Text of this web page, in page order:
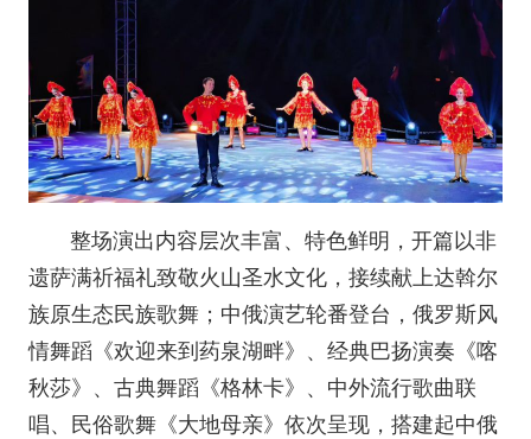
整场演出内容层次丰富、特色鲜明，开篇以非
遗萨满祈福礼致敬火山圣水文化，接续献上达斡尔
族原生态民族歌舞；中俄演艺轮番登台，俄罗斯风
情舞蹈《欢迎来到药泉湖畔》、经典巴扬演奏《喀
秋莎》、古典舞蹈《格林卡》、中外流行歌曲联
唱、民俗歌舞《大地母亲》依次呈现，搭建起中俄